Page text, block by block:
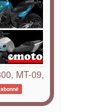
MT-09,
abonné